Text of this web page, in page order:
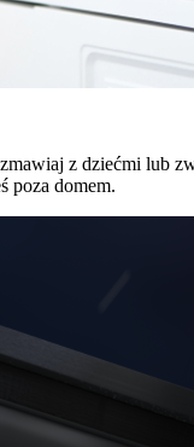
z dziećmi lub
poza domem.